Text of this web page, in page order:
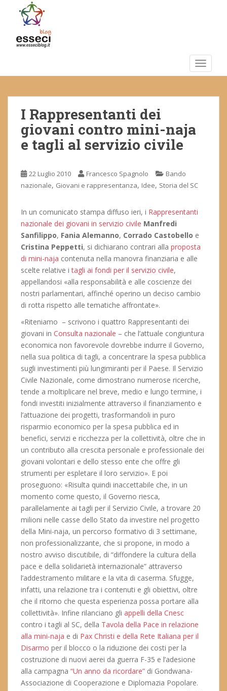
m
I Rappresentanti dei
giovani contro mini-naja
e tagli al servizio civile
22 Luglio 2010 Francesco Spagnolo
Bando
nazionale, Giovani e rappresentanza, Idee, Storia del SC
In un comunicato stampa diffuso ieri, i Rappresentanti
nazionale dei giovani in servizio civile Manfredi
Sanfilippo, Fania Alemanno, Corrado Castobello e
Cristina Peppetti, si dichiarano contrari alla proposta
di mini-naja contenuta nella manovra finanziaria e alle
scelte relative itagli ai fondi per il servizio civile,
appellandosi «alla responsabilità e alle coscienze dei
nostri parlamentari, affinché operino un deciso cambio
di rotta rispetto alle tematiche affrontate».
«Riteniamo – scrivono i quattro Rappresentanti dei
giovani in Consulta nazionale – che l’attuale congiuntura
economica non favorevole dovrebbe indurre il Governo,
nella sua politica di tagli, a concentrare la spesa pubblica
sugli investimenti più lungimiranti per il Paese. Il Servizio
Civile Nazionale, come dimostrano numerose ricerche,
tende a moltiplicare nel breve, medio e lungo termine, i
fondi investiti inizialmente attraverso il finanziamento e
l’attuazione dei progetti, trasformandoli in puro
risparmio economico per la spesa pubblica ed in
benefici, servizi e ricchezza per la collettività, oltre che in
un contributo alla crescita personale e professionale dei
giovani volontari e dello stesso ente che offre gli
strumenti per espletare il loro servizio». E poi
proseguono: «Risulta quindi inaccettabile che, in un
momento come questo, il Governo riesca,
parallelamente ai tagli per il Servizio Civile, a trovare 20
milioni nelle casse dello Stato da investire nel progetto
della Mini-naja, un percorso formativo di 3 settimane,
non professionalizzante, che si propone, in modo a
nostro avviso discutibile, di “diffondere la cultura della
pace e della solidarietà internazionale” attraverso
l’addestramento militare e la vita di caserma. Sfugge,
infatti, una relazione tra i contenuti e gli obiettivi, oltre
che il ritorno che questa esperienza possa portare alla
collettività». Infine rilanciano gli appelli della Cnesc
contro i tagli al SC, della Tavola della Pace in relazione
alla mini-naja e di Pax Christi e della Rete Italiana per il
Disarmo per il blocco o la riduzione dei costi per la
costruzione di nuovi aerei da guerra F-35 e l’adesione
alla campagna “Un anno da ricordare” di Gondwana-
Associazione di Cooperazione e Diplomazia Popolare.